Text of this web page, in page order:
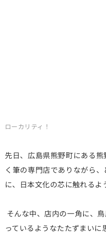
ローカリティ！
先日、広島県熊野町にある
く筆の専門店でありながら
に、日本文化の芯に触れるよ
そんな中、店内の一角に、
っているようなたたずまいに